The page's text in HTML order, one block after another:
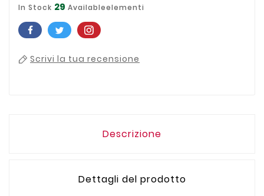
In Stock 29 Availableelementi
Scrivi la tua recensione
Descrizione
Dettagli del prodotto